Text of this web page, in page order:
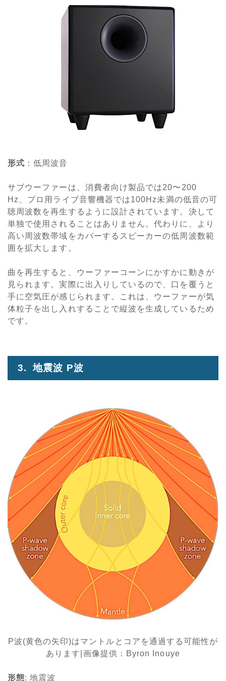
形式 ：低周波音
サブウーファーは、消費者向け製品では20〜200
Hz、プロ用ライブ音響機器では100Hz未満の低音の可
聴周波数を再生するように設計されています。決して
単独で使用されることはありません。代わりに、より
高い周波数帯域をカバーするスピーカーの低周波数範
囲を拡大します。
曲を再生すると、ウーファーコーンにかすかに動きが
見られます。実際に出入りしているので、口を覆うと
手に空気圧が感じられます。これは、ウーファーが気
体粒子を出し入れすることで縦波を生成しているため
です。
3. 地震波 P波
P波(黄色の矢印)はマントルとコアを通過する可能性が
あります|画像提供：Byron Inouye
形態: 地震波